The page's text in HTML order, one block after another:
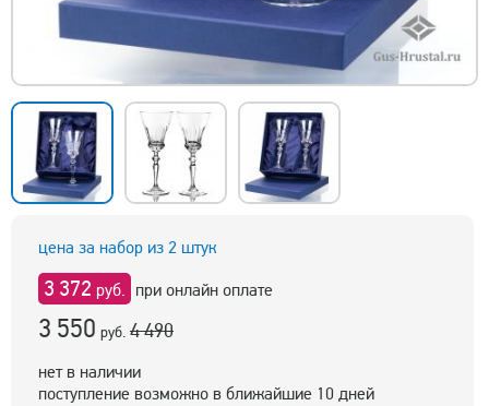
цена за набор из 2 штук
3 372 руб. при онлайн оплате
3 550 руб. 4 490
нет в наличии
поступление возможно в ближайшие 10 дней